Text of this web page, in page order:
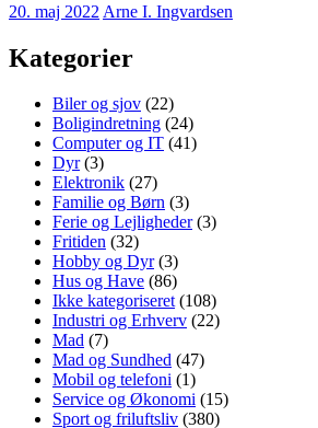
20. maj 2022 Arne I. Ingvardsen
Kategorier
Biler og sjov (22)
Boligindretning (24)
Computer og IT (41)
Dyr(3)
Elektronik (27)
Familie og Børn (3)
Ferie og Lejligheder(3)
Fritiden (32)
Hobby og Dyr(3)
Hus og Have (86)
Ikke kategoriseret(108)
Industri og Erhverv (22)
Mad (7)
Mad og Sundhed (47)
Mobil og telefoni (1)
Service og Økonomi (15)
Sport og friluftsliv (380)